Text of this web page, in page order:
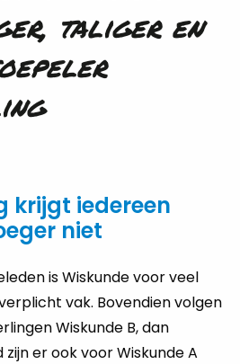
taliger en
krijgt iedereen
niet
is Wiskunde voor veel
vak. Bovendien volgen
Wiskunde B, dan
er ook voor Wiskunde A